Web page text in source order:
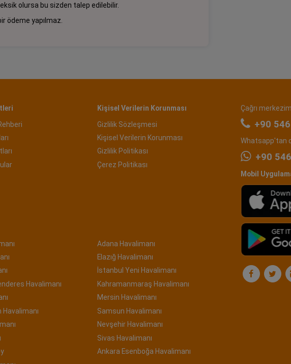
olursa bu sizden talep edilebilir.
ödeme yapılmaz.
Kişisel Verilerin Korunması
Gizlilik Sözleşmesi
Kişisel Verilerin Korunması
Gizlilik Politikası
Çerez Politikası
Havalimanı
Adana Havalimanı
Elazığ Havalimanı
İstanbul Yeni Havalimanı
Kahramanmaraş Havalimanı
Mersin Havalimanı
Samsun Havalimanı
Nevşehir Havalimanı
Sivas Havalimanı
Ankara Esenboğa Havalimanı
Çağrı
+90
Whatsapp'tan
+90
Mobil